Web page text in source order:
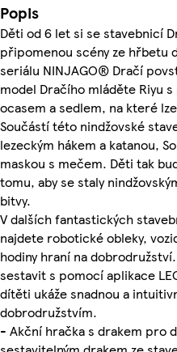
Popis
Děti od 6 let si se stavebnicí
připomenou scény ze hřbetu
seriálu NINJAGO® Dračí
model Dračího mláděte Riyu
ocasem a sedlem, na které
Součástí této nindžovské
lezeckým hákem a katanou,
maskou s mečem. Děti tak
tomu, aby se staly
bitvy.
V dalších fantastických
najdete robotické obleky,
hodiny hraní na
sestavit s pomocí aplikace
dítěti ukáže snadnou a
dobrodružstvím.
- Akční hračka s drakem pro